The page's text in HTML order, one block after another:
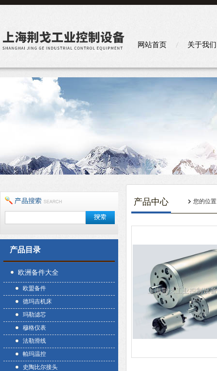
网站首页 关于我们
产品目录
欧洲备件大全
欧盟备件
德玛吉机床
玛勒滤芯
穆格仪表
法勒滑线
帕玛温控
史陶比尔接头
产品中心 您的位